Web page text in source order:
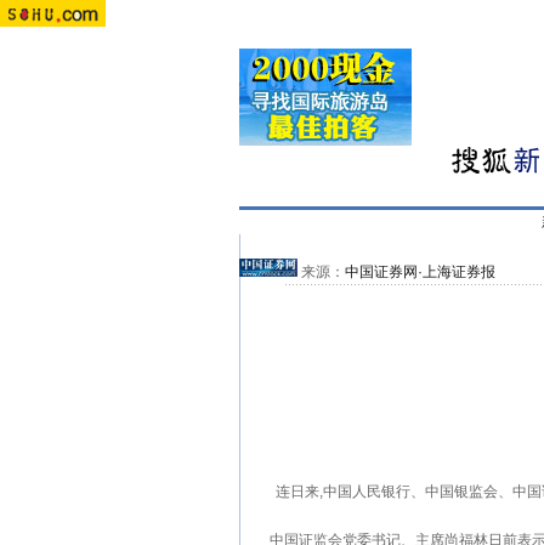
来源： 中国证券网·上海证券报
连日来,中国人民银行、中国银监会、中国
中国证监会党委书记、主席尚福林日前表示